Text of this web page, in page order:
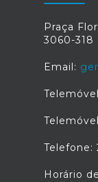
Praça
3060-318
Email:
Telefone:
Horário